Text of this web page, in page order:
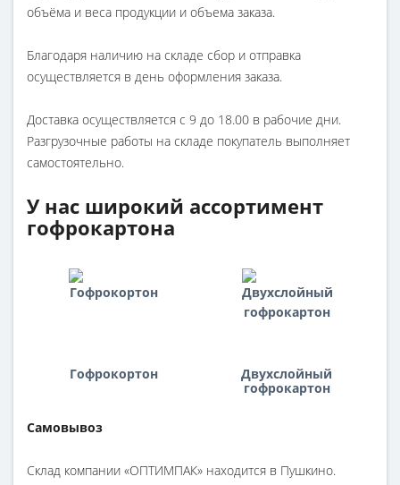
объёма и веса продукции и объема заказа.
Благодаря наличию на складе сбор и отправка
осуществляется в день оформления заказа.
Доставка осуществляется с 9 до 18.00 в рабочие дни.
Разгрузочные работы на складе покупатель выполняет
самостоятельно.
У нас широкий ассортимент
гофрокартона
Гофрокортон
Двухслойный
гофрокартон
Самовывоз
Склад компании «ОПТИМПАК» находится в Пушкино.